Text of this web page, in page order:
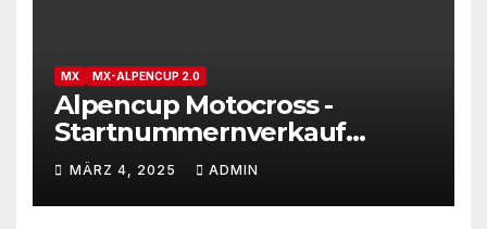
MX MX-ALPENCUP 2.0
Alpencup Motocross -
Startnummernverkauf
gestartet
MÄRZ 4, 2025 ADMIN